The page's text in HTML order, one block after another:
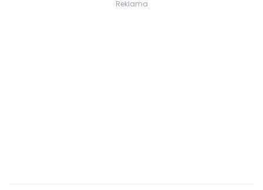
Reklama